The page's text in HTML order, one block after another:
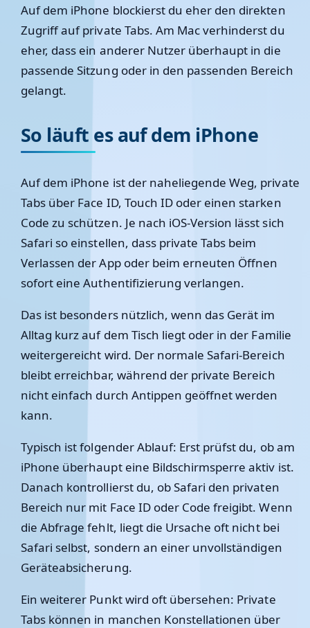
Auf dem iPhone blockierst du eher den direkten
Zugriff auf private Tabs. Am Mac verhinderst du
eher, dass ein anderer Nutzer überhaupt in die
passende Sitzung oder in den passenden Bereich
gelangt.
So läuft es auf dem iPhone
Auf dem iPhone ist der naheliegende Weg, private
Tabs über Face ID, Touch ID oder einen starken
Code zu schützen. Je nach iOS-Version lässt sich
Safari so einstellen, dass private Tabs beim
Verlassen der App oder beim erneuten Öffnen
sofort eine Authentifizierung verlangen.
Das ist besonders nützlich, wenn das Gerät im
Alltag kurz auf dem Tisch liegt oder in der Familie
weitergereicht wird. Der normale Safari-Bereich
bleibt erreichbar, während der private Bereich
nicht einfach durch Antippen geöffnet werden
kann.
Typisch ist folgender Ablauf: Erst prüfst du, ob am
iPhone überhaupt eine Bildschirmsperre aktiv ist.
Danach kontrollierst du, ob Safari den privaten
Bereich nur mit Face ID oder Code freigibt. Wenn
die Abfrage fehlt, liegt die Ursache oft nicht bei
Safari selbst, sondern an einer unvollständigen
Geräteabsicherung.
Ein weiterer Punkt wird oft übersehen: Private
Tabs können in manchen Konstellationen über